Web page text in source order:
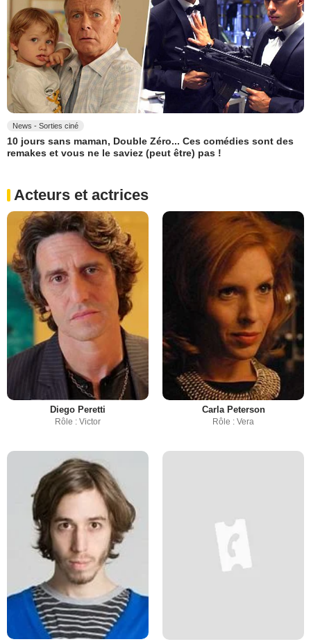
News - Sorties ciné
10 jours sans maman, Double Zéro... Ces comédies sont des
remakes et vous ne le saviez (peut être) pas !
Acteurs et actrices
Diego Peretti
Rôle : Victor
Carla Peterson
Rôle : Vera